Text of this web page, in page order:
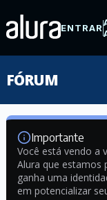
ENTRAR
FÓRUM
Importante
Você está vendo a
Alura que estamos
ganha uma
em potencializar